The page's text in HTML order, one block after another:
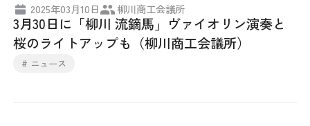
融資制度・補助金
会頭コメント
2025年03月10日 柳川商工会議所
3月30日に「柳川 流鏑馬」ヴァイオリン演奏と
桜のライトアップも（柳川商工会議所）
# ニュース